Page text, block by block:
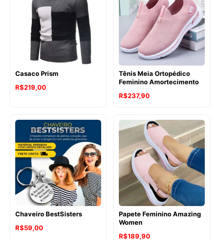
Casaco Prism
R$219,00
Tênis Meia Ortopédico
Feminino Amortecimento
R$237,90
Chaveiro BestSisters
R$59,00
Papete Feminino Amazing
Women
R$189,90